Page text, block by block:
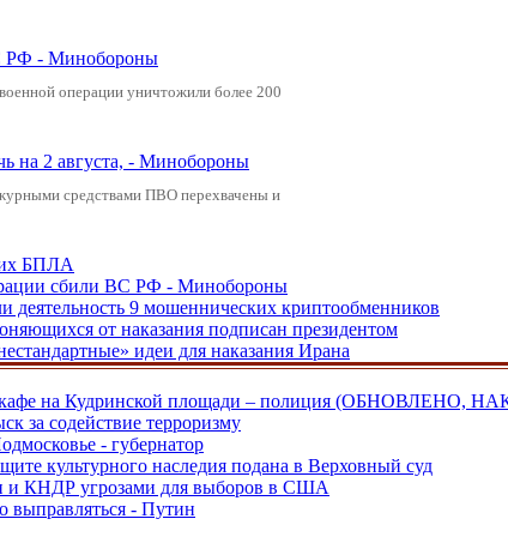
РФ - Минобороны
операции уничтожили более 200
на 2 августа, - Минобороны
средствами ПВО перехвачены и
БПЛА
сбили ВС РФ - Минобороны
9 мошеннических криптообменников
от наказания подписан президентом
идеи для наказания Ирана
кафе на Кудринской площади – полиция (ОБНОВЛЕНО,
за содействие терроризму
- губернатор
культурного наследия подана в Верховный суд
и КНДР угрозами для выборов в США
выправляться - Путин